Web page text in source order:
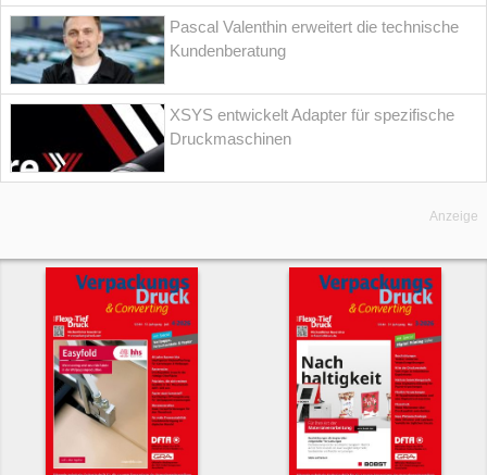
Pascal Valenthin erweitert die technische
Kundenberatung
XSYS entwickelt Adapter für spezifische
Druckmaschinen
Anzeige